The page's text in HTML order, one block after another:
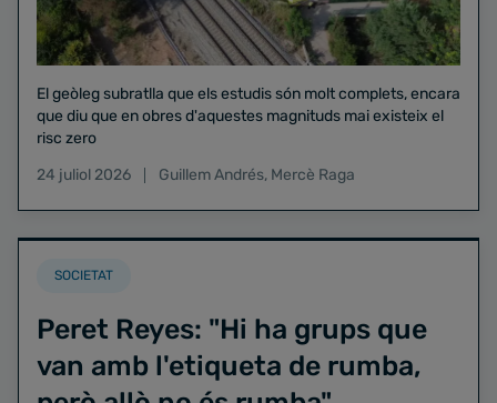
El geòleg subratlla que els estudis són molt complets, encara
que diu que en obres d'aquestes magnituds mai existeix el
risc zero
24 juliol 2026
Guillem Andrés, Mercè Raga
SOCIETAT
Peret Reyes: "Hi ha grups que
van amb l'etiqueta de rumba,